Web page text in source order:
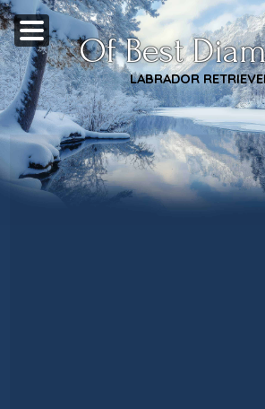
Of Best
LABRADOR